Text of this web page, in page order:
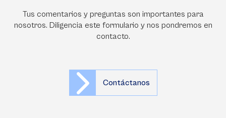
Tus comentarios y preguntas son importantes para
nosotros. Diligencia este formulario y nos pondremos en
contacto.
Contáctanos